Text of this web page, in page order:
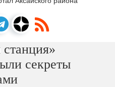
секреты